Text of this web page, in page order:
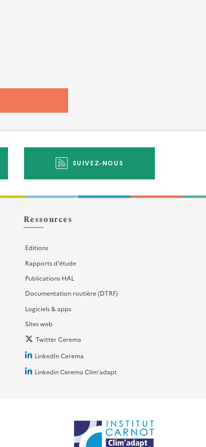
SUIVEZ-NOUS
Ressources
Editions
Rapports d'étude
Publications HAL
Documentation routière (DTRF)
Logiciels & apps
Sites web
Twitter Cerema
LinkedIn Cerema
Linkedin Cerema Clim'adapt